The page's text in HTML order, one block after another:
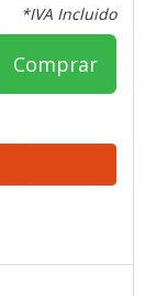
*IVA Incluido
Comprar